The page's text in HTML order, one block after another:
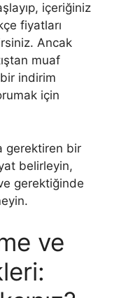
içeriğiniz
fiyatları
Ancak
muaf
indirim
için
gerektiren bir
belirleyin,
gerektiğinde
ve